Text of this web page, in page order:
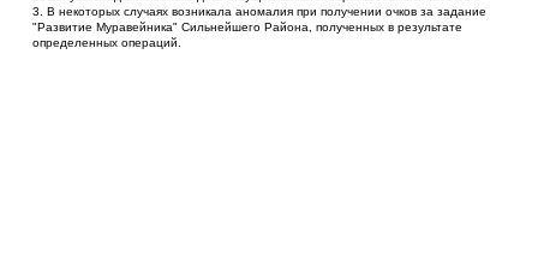
3. В некоторых случаях возникала аномалия при получении очков за задание
"Развитие Муравейника" Сильнейшего Района, полученных в результате
определенных операций.